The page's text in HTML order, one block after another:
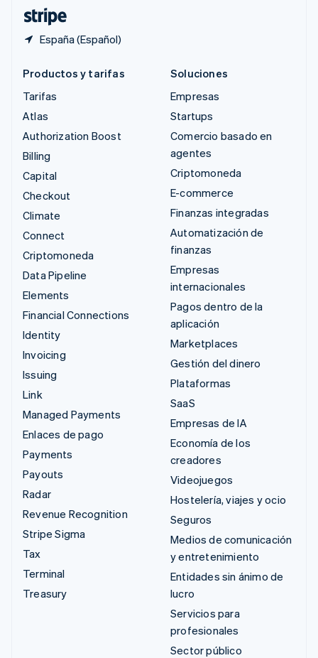
España (Español)
Productos y tarifas
Tarifas
Atlas
Authorization Boost
Billing
Capital
Checkout
Climate
Connect
Criptomoneda
Data Pipeline
Elements
Financial Connections
Identity
Invoicing
Issuing
Link
Managed Payments
Enlaces de pago
Payments
Payouts
Radar
Revenue Recognition
Stripe Sigma
Tax
Terminal
Treasury
Soluciones
Empresas
Startups
Comercio basado en
agentes
Criptomoneda
E-commerce
Finanzas integradas
Automatización de
finanzas
Empresas
internacionales
Pagos dentro de la
aplicación
Marketplaces
Gestión del dinero
Plataformas
SaaS
Empresas de IA
Economía de los
creadores
Videojuegos
Hostelería, viajes y ocio
Seguros
Medios de comunicación
y entretenimiento
Entidades sin ánimo de
lucro
Servicios para
profesionales
Sector público